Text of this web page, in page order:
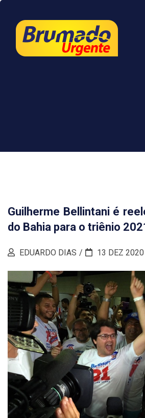
experiência. Ao continuar a navegar, você
de acordo com isso.Saber mais.
Guilherme Bellintani é
do Bahia para o triênio
EDUARDO DIAS 13 DEZ 2020